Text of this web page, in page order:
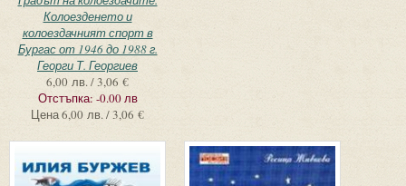
Колоезденето и
колоездачният спорт в
Бургас от 1946 до 1988 г.
Георги Т. Георгиев
6,00 лв. / 3,06 €
Отстъпка: -0.00 лв
Цена6,00 лв. / 3,06 €